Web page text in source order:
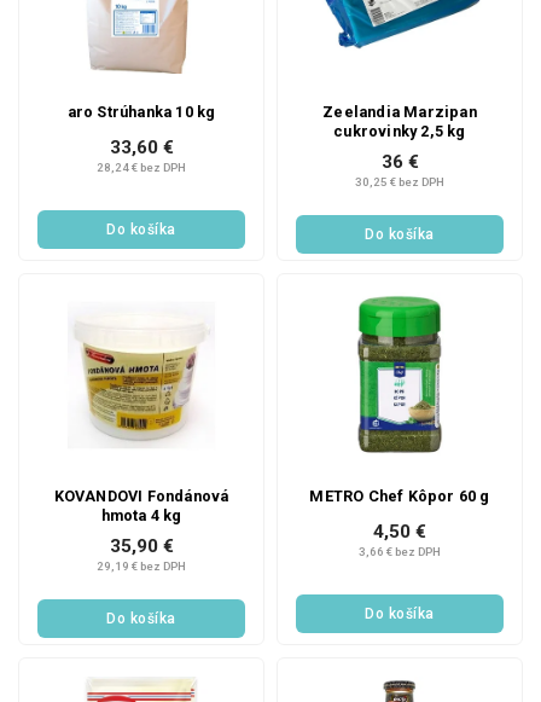
aro Strúhanka 10 kg
28,24 € bez DPH
33,60 €
Do košíka
Zeelandia Marzipan
cukrovinky 2,5 kg
30,25 € bez DPH
36 €
Do košíka
KOVANDOVI Fondánová
hmota 4 kg
29,19 € bez DPH
35,90 €
Do košíka
METRO Chef Kôpor 60 g
3,66 € bez DPH
4,50 €
Do košíka